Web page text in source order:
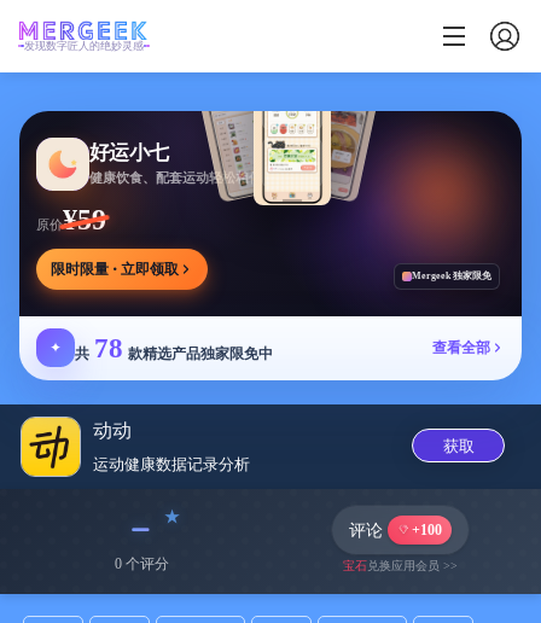
发现数字匠人的绝妙灵感
好运小七
健康饮食、配套运动轻松相伴
原价¥59
限时限量 · 立即领取 Mergeek 独家限免
✦ 共 78 款精选产品独家限免中 查看全部
动动
运动健康数据记录分‪析‬
获取
﹣
0 个评分
评论 +100
宝石兑换应用会员 >>